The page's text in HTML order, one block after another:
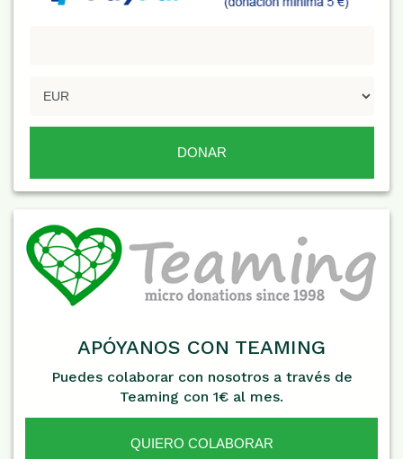
APÓYANOS CON TEAMING
Puedes colaborar con nosotros a través de
Teaming con 1€ al mes.
QUIERO COLABORAR